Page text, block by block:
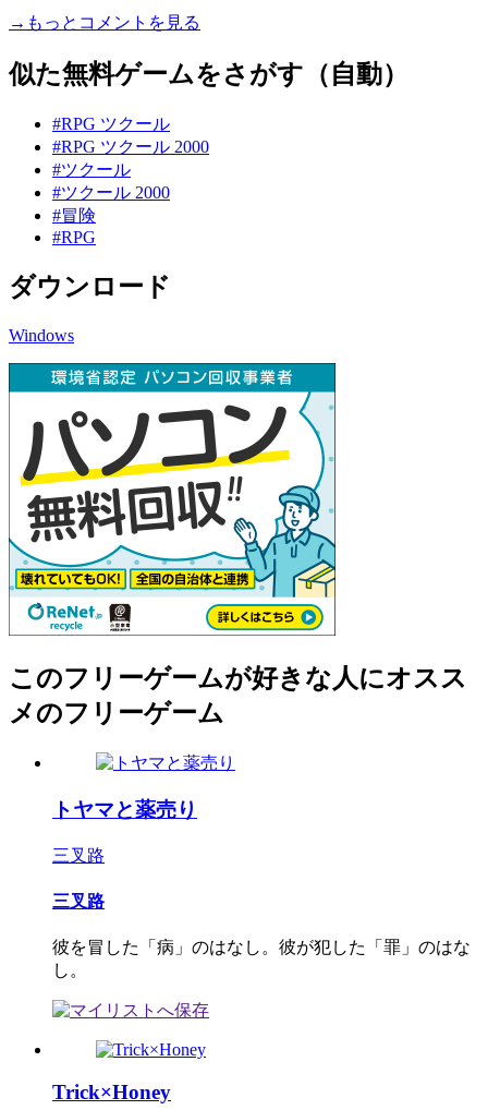
→もっとコメントを見る
似た無料ゲームをさがす（自動）
#RPG ツクール
#RPG ツクール 2000
#ツクール
#ツクール 2000
#冒険
#RPG
ダウンロード
Windows
このフリーゲームが好きな人にオスス
メのフリーゲーム
トヤマと薬売り
三叉路
三叉路
彼を冒した「病」のはなし。彼が犯した「罪」のはな
し。
Trick×Honey